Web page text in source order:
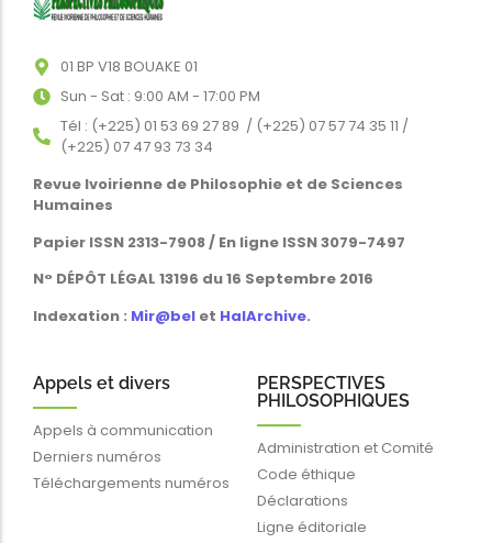
01 BP V18 BOUAKE 01
Sun - Sat : 9:00 AM - 17:00 PM
Tél : (+225) 01 53 69 27 89 / (+225) 07 57 74 35 11 /
(+225) 07 47 93 73 34
Revue Ivoirienne de Philosophie et de Sciences
Humaines
Papier ISSN 2313-7908 / En ligne ISSN 3079-7497
N° DÉPÔT LÉGAL 13196 du 16 Septembre 2016
Indexation : Mir@bel et HalArchive.
Appels et divers
Appels à communication
Derniers numéros
Téléchargements numéros
PERSPECTIVES
PHILOSOPHIQUES
Administration et Comité
Code éthique
Déclarations
Ligne éditoriale